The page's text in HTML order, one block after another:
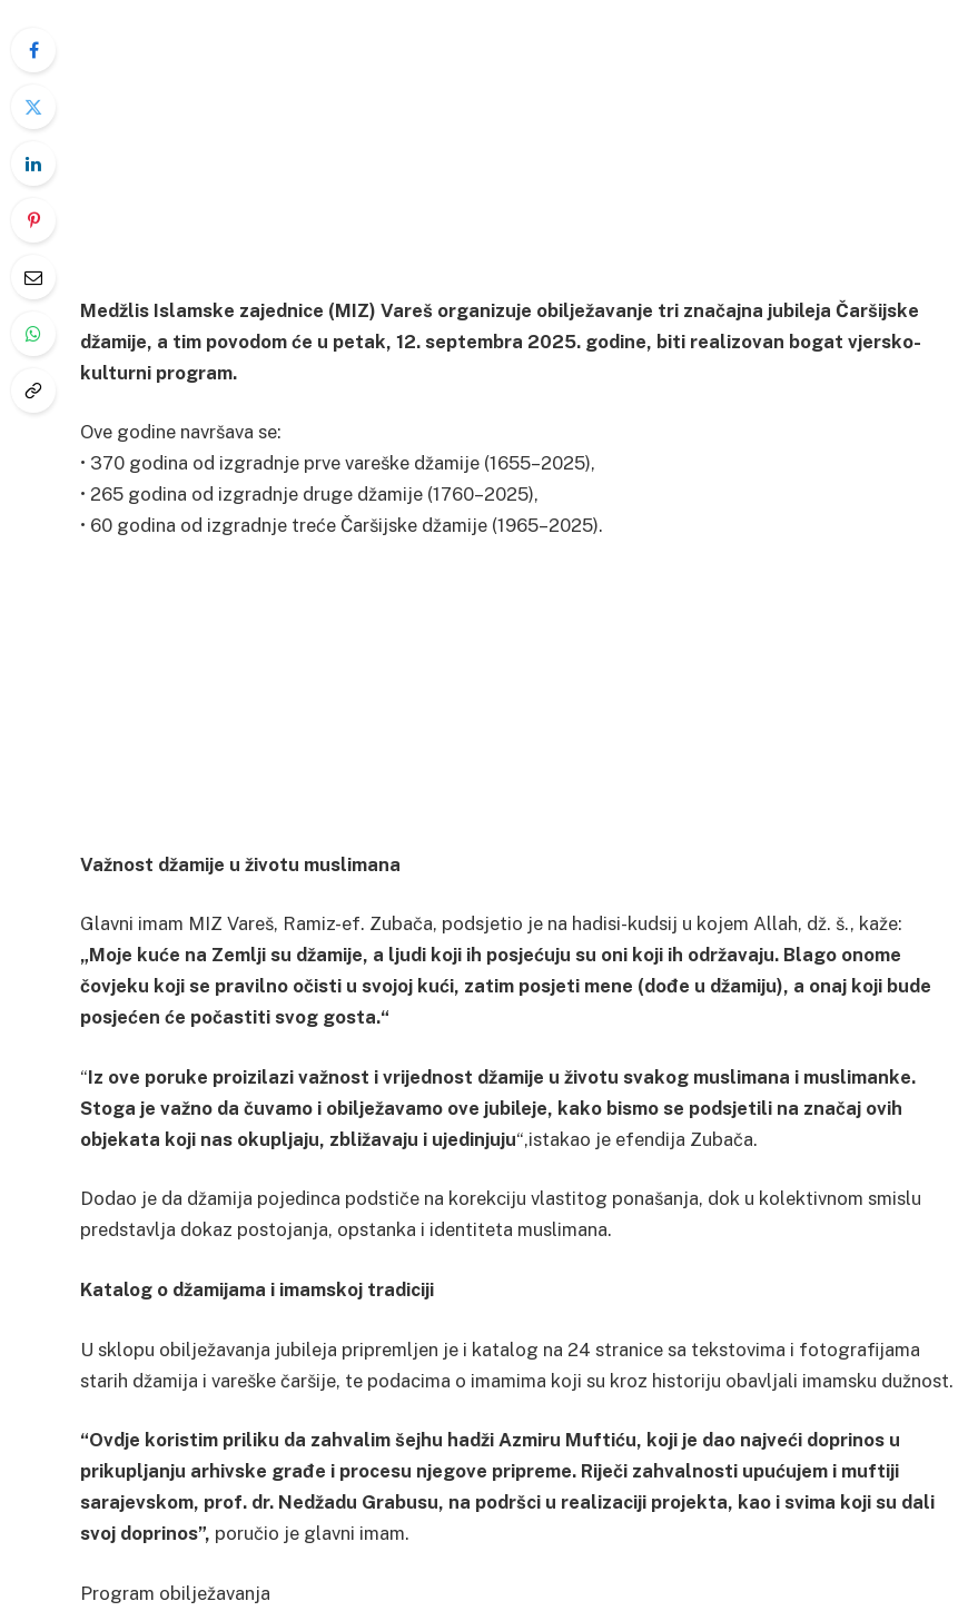
Medžlis Islamske zajednice (MIZ) Vareš organizuje obilježavanje tri značajna jubileja Čaršijske
džamije, a tim povodom će u petak, 12. septembra 2025. godine, biti realizovan bogat vjersko-
kulturni program.
Ove godine navršava se:
• 370 godina od izgradnje prve vareške džamije (1655–2025),
• 265 godina od izgradnje druge džamije (1760–2025),
• 60 godina od izgradnje treće Čaršijske džamije (1965–2025).
Važnost džamije u životu muslimana
Glavni imam MIZ Vareš, Ramiz-ef. Zubača, podsjetio je na hadisi-kudsij u kojem Allah, dž. š., kaže:
„Moje kuće na Zemlji su džamije, a ljudi koji ih posjećuju su oni koji ih održavaju. Blago onome
čovjeku koji se pravilno očisti u svojoj kući, zatim posjeti mene (dođe u džamiju), a onaj koji bude
posjećen će počastiti svog gosta.“
“Iz ove poruke proizilazi važnost i vrijednost džamije u životu svakog muslimana i muslimanke.
Stoga je važno da čuvamo i obilježavamo ove jubileje, kako bismo se podsjetili na značaj ovih
objekata koji nas okupljaju, zbližavaju i ujedinjuju“,istakao je efendija Zubača.
Dodao je da džamija pojedinca podstiče na korekciju vlastitog ponašanja, dok u kolektivnom smislu
predstavlja dokaz postojanja, opstanka i identiteta muslimana.
Katalog o džamijama i imamskoj tradiciji
U sklopu obilježavanja jubileja pripremljen je i katalog na 24 stranice sa tekstovima i fotografijama
starih džamija i vareške čaršije, te podacima o imamima koji su kroz historiju obavljali imamsku dužnost.
“Ovdje koristim priliku da zahvalim šejhu hadži Azmiru Muftiću, koji je dao najveći doprinos u
prikupljanju arhivske građe i procesu njegove pripreme. Riječi zahvalnosti upućujem i muftiji
sarajevskom, prof. dr. Nedžadu Grabusu, na podršci u realizaciji projekta, kao i svima koji su dali
svoj doprinos”, poručio je glavni imam.
Program obilježavanja